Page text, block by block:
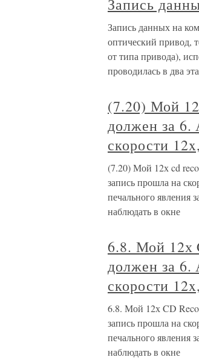
Запись
Запись данных на
оптический привод,
от типа привода),
проводилась в два
(7.20) Мой
должен за 6.
скорости
(7.20) Мой 12х cd
запись прошла на
печального явления
наблюдать в окне
6.8. Мой 12х
должен за 6.
скорости
6.8. Мой 12х CD
запись прошла на
печального явления
наблюдать в окне